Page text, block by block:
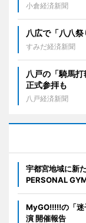
小倉経済新聞
八広で「八八
すみだ経済新聞
八戸の「騎馬
正式参拝も
八戸経済新聞
宇都宮地域に新
PERSONAL
MyGO!!!!!の「迷
演 開催報告